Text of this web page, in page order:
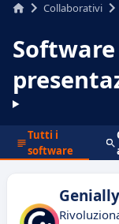
Collaborativi
Tutti i
software
Genially